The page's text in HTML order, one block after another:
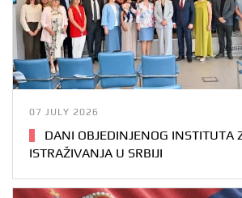
07 JULY 2026
DANI OBJEDINJENOG INSTITUTA
ISTRAŽIVANJA U SRBIJI